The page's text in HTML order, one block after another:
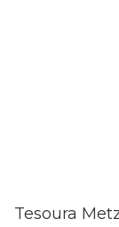
Tesoura